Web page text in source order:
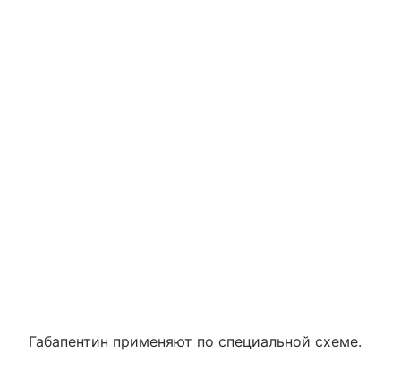
Габапентин применяют по специальной схеме.